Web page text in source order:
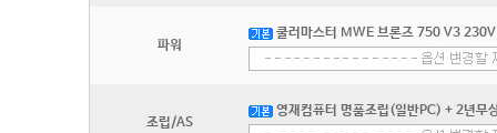
파워
쿨러마스터 MWE 브론즈 750 V3
조립/AS
영재컴퓨터 명품조립(일반PC) + 2년무